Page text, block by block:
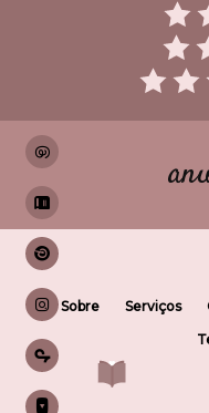
Sobre Serviços